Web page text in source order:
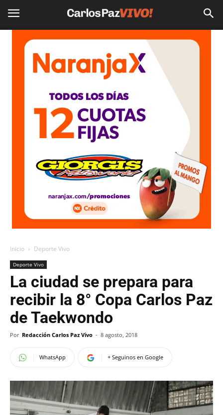
Inicio Deporte Vivo
Deporte Vivo
La ciudad se prepara para
recibir la 8° Copa Carlos Paz
de Taekwondo
Por Redacción Carlos Paz Vivo - 8 agosto, 2018
WhatsApp + Seguinos en Google